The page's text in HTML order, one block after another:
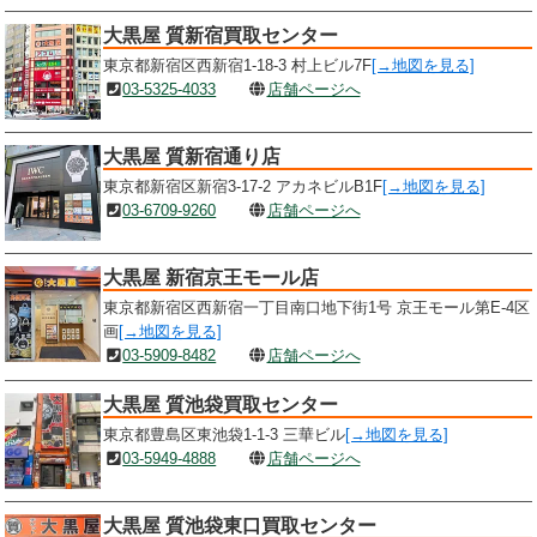
大黒屋 質新宿買取センター
東京都新宿区西新宿1-18-3 村上ビル7F[→地図を見る]
03-5325-4033
店舗ページへ
大黒屋 質新宿通り店
東京都新宿区新宿3-17-2 アカネビルB1F[→地図を見る]
03-6709-9260
店舗ページへ
大黒屋 新宿京王モール店
東京都新宿区西新宿一丁目南口地下街1号 京王モール第E-4区
画[→地図を見る]
03-5909-8482
店舗ページへ
大黒屋 質池袋買取センター
東京都豊島区東池袋1-1-3 三華ビル[→地図を見る]
03-5949-4888
店舗ページへ
大黒屋 質池袋東口買取センター